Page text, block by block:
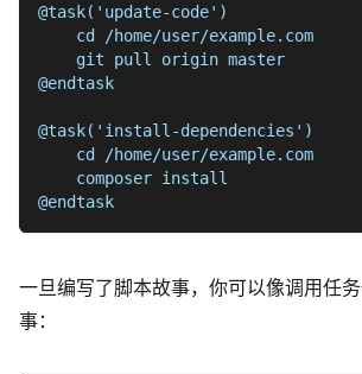
@task('update-code')
    cd /home/user/example.com
    git pull origin master
@endtask
@task('install-dependencies')
    cd /home/user/example.com
    composer install
@endtask
一旦编写了脚本故事，你可以像调用任
事：